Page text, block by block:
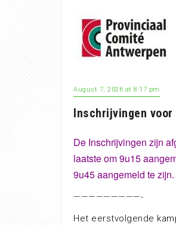
August 7, 2026 at 8:17 pm
Inschrijvingen voor
De Inschrijvingen zijn
laatste om 9u15
9u45 aangemeld te zijn.
—————————-
Het eerstvolgende